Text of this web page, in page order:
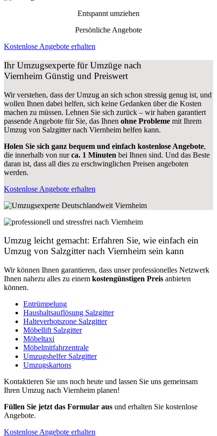
Entspannt umziehen
Persönliche Angebote
Kostenlose Angebote erhalten
Ihr Umzugsexperte für Umzüge nach
Viernheim Günstig und Preiswert
Wir verstehen, dass der Umzug an sich schon stressig genug ist, und
wollen Ihnen dabei helfen, sich keine Gedanken über die Kosten
machen zu müssen. Lehnen Sie sich zurück – wir haben garantiert
passende Angebote für Sie, das Ihnen ohne Probleme mit Ihrem
Umzug von Salzgitter nach Viernheim helfen kann.
Holen Sie sich ganz bequem und einfach kostenlose Angebote,
die innerhalb von nurca. 1 Minuten bei Ihnen sind. Und das Beste
daran ist, dass all dies zu erschwinglichen Preisen angeboten
werden.
Kostenlose Angebote erhalten
Umzug leicht gemacht: Erfahren Sie, wie einfach ein
Umzug von Salzgitter nach Viernheim sein kann
Wir können Ihnen garantieren, dass unser professionelles Netzwerk
Ihnen nahezu alles zu einem kostengünstigen Preis anbieten
können.
Entrümpelung
Haushaltsauflösung Salzgitter
Halteverbotszone Salzgitter
Möbellift Salzgitter
Möbeltaxi
Möbelmitfahrzentrale
Umzugshelfer Salzgitter
Umzugskartons
Kontaktieren Sie uns noch heute und lassen Sie uns gemeinsam
Ihren Umzug nach Viernheim planen!
Füllen Sie jetzt das Formular aus und erhalten Sie kostenlose
Angebote.
Kostenlose Angebote erhalten